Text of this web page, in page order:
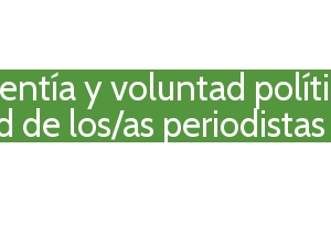
y voluntad
de los/as periodistas